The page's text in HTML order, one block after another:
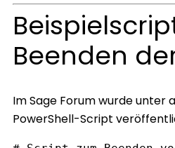
Beenden
Im Sage Forum wurde unter
PowerShell-Script